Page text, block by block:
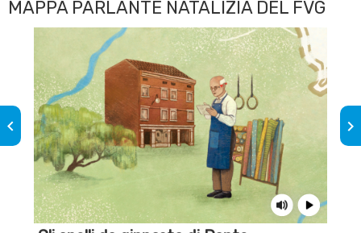
MAPPA PARLANTE NATALIZIA DEL FVG
keyboard_arrow_left keyboard_arrow_right